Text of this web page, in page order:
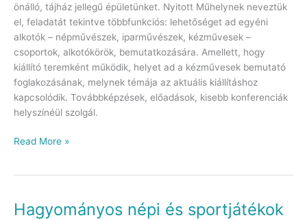
önálló, tájház jellegű épületünket. Nyitott Műhelynek neveztük
el, feladatát tekintve többfunkciós: lehetőséget ad egyéni
alkotók – népművészek, iparművészek, kézművesek –
csoportok, alkotókörök, bemutatkozására. Amellett, hogy
kiállító teremként működik, helyet ad a kézművesek bemutató
foglakozásának, melynek témája az aktuális kiállításhoz
kapcsolódik. Továbbképzések, előadások, kisebb konferenciák
helyszínéül szolgál.
Read More »
Hagyományos népi és sportjátékok
Hagyományos